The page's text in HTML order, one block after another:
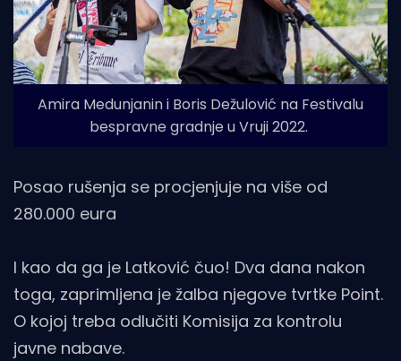
Amira Medunjanin i Boris Dežulović na Festivalu
bespravne gradnje u Vruji 2022.
Posao rušenja se procjenjuje na više od
280.000 eura
I kao da ga je Latković čuo! Dva dana nakon
toga, zaprimljena je žalba njegove tvrtke Point.
O kojoj treba odlučiti Komisija za kontrolu
javne nabave.